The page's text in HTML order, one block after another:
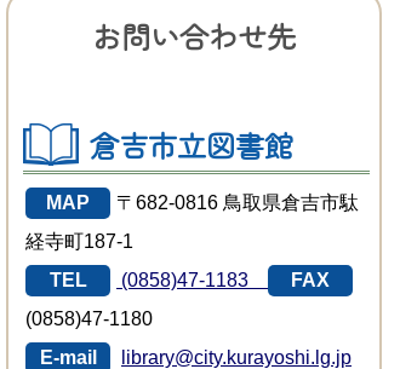
お問い合わせ先
倉吉市立図書館
MAP
〒682-0816 鳥取県倉吉市駄
経寺町187-1
TEL
(0858)47-1183
FAX
(0858)47-1180
E-mail
library@city.kurayoshi.lg.jp